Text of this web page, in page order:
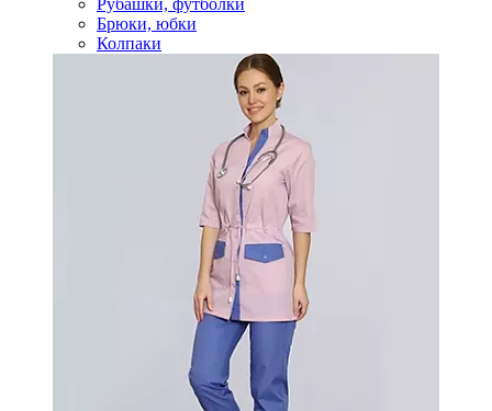
Рубашки, футболки
Брюки, юбки
Колпаки